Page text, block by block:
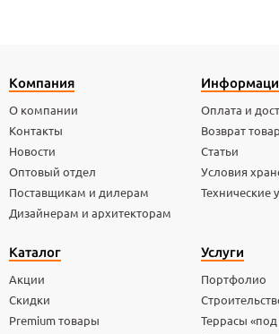
Компания
О компании
Контакты
Новости
Оптовый отдел
Поставщикам и дилерам
Дизайнерам и архитекторам
Оплата и
Возврат
Статьи
Условия
Технические
Каталог
Акции
Скидки
Premium товары
Услуги
Портфолио
Террасы